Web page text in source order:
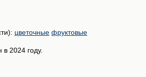
цветочные фруктовые
2024 году.